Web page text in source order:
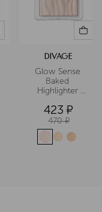
DIVAGE
Glow Sense
Baked
Highlighter
лица
запеченный
423 ¤
470 ¤